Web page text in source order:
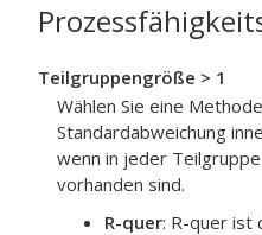
Teilgruppengröße > 1
Wählen Sie eine
Standardabweichung
wenn in jeder
vorhanden sind.
R-quer: R-quer ist